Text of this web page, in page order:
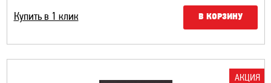
Купить в 1 клик В КОРЗИНУ
АКЦИЯ